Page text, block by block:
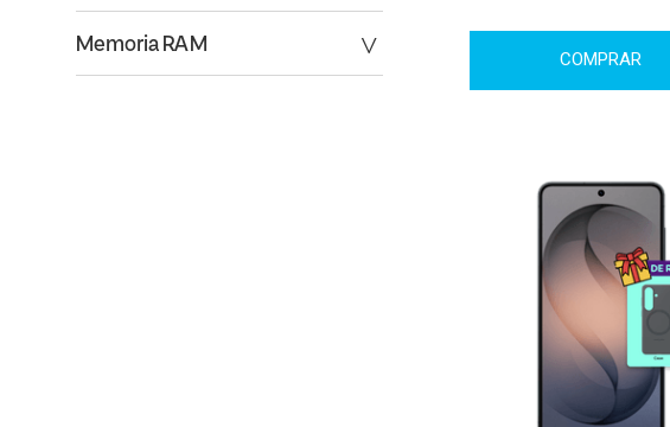
Memoria RAM
COMPRAR